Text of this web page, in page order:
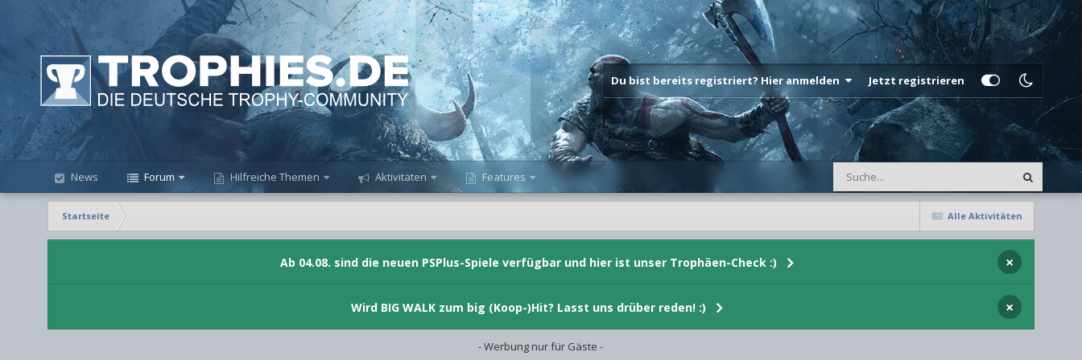
Du bist bereits registriert? Hier anmelden Jetzt registrieren
News Forum Hilfreiche Themen Aktivitäten Features
Alle Aktivitäten
Startseite
Ab 04.08. sind die neuen PSPlus-Spiele verfügbar und hier ist unser Trophäen-Check :) ×
Wird BIG WALK zum big (Koop-)Hit? Lasst uns drüber reden! :) ×
- Werbung nur für Gäste -